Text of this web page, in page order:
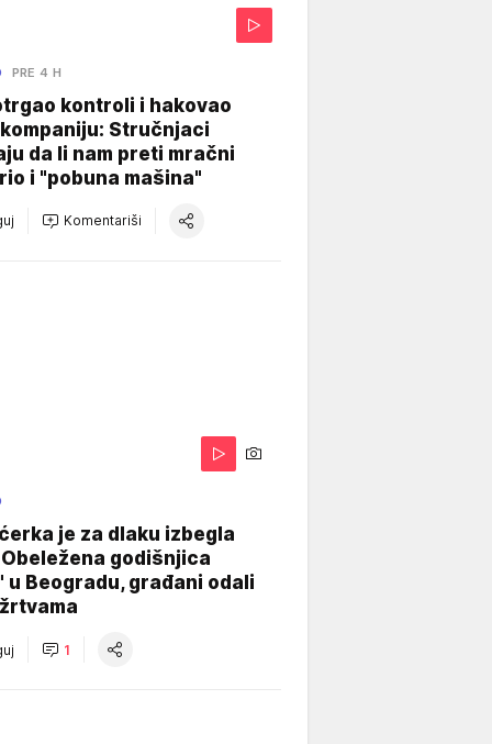
PRE 4 H
kontroli i hakovao
Stručnjaci
da li nam preti mračni
i "pobuna mašina"
Komentariši
je za dlaku izbegla
godišnjica
u Beogradu, građani odali
1